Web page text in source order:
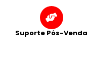
Suporte Pós-Venda